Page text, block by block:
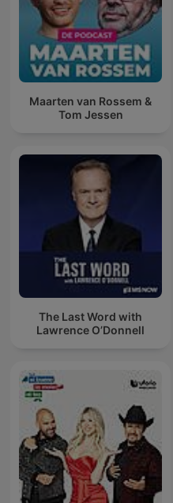
Maarten van Rossem &
Tom Jessen
The Last Word with
Lawrence O’Donnell